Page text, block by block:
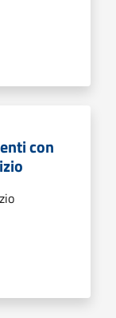
con